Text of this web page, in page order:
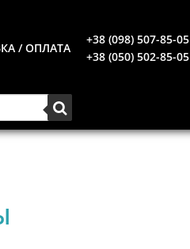
/ ОПЛАТА
+38 (098) 507-85-05
+38 (050) 502-85-05